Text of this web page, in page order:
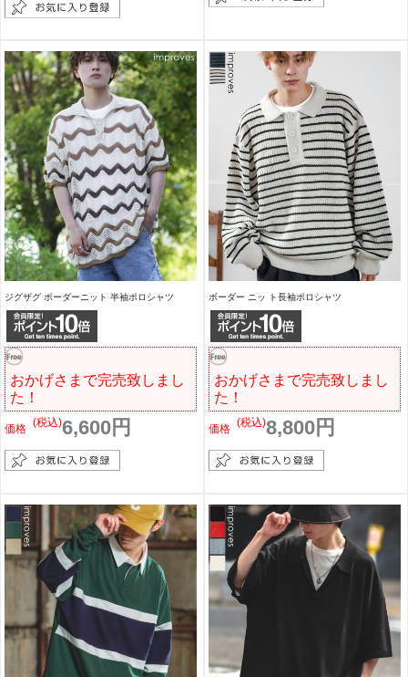
ジグザグ ボーダーニット 半袖ポロシャツ
おかげさまで完売致しまし
た！
価格 6,600円
(税込)
ボーダー ニッ ト長袖ポロシャツ
おかげさまで完売致しまし
た！
価格 8,800円
(税込)